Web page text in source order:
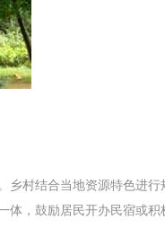
乡村结合当地资源特色进行
体，鼓励居民开办民宿或积